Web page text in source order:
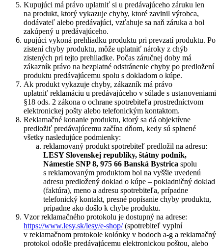
Kupujúci má právo uplatniť si u predávajúceho záruku len
na produkt, ktorý vykazuje chyby, ktoré zavinil výrobca,
dodávateľ alebo predávajúci, vzťahuje sa naň záruka a bol
zakúpený u predávajúceho.
upujúci vykoná prehliadku produktu pri prevzatí produktu. Po
zistení chyby produktu, môže uplatniť nároky z chýb
zistených pri tejto prehliadke. Počas záručnej doby má
zákazník právo na bezplatné odstránenie chyby po predložení
produktu predávajúcemu spolu s dokladom o kúpe.
Ak produkt vykazuje chyby, zákazník má právo
uplatniť reklamáciu u predávajúceho v súlade s ustanoveniami
§18 ods. 2 zákona o ochrane spotrebiteľa prostredníctvom
elektronickej pošty alebo telefonickým kontaktom.
Reklamačné konanie produktu, ktorý sa dá objektívne
predložiť predávajúcemu začína dňom, kedy sú splnené
všetky nasledujúce podmienky:
reklamovaný produkt spotrebiteľ predložil na adresu:
LESY Slovenskej republiky, štátny podnik,
Námestie SNP 8, 975 66 Banská Bystrica spolu
s reklamovaným produktom bol na vyššie uvedenú
adresu predložený doklad o kúpe – pokladničný doklad
(faktúra), meno a adresu spotrebiteľa, prípadne
telefonický kontakt, presné popísanie chyby produktu,
prípadne ako došlo k chybe produktu.
Vzor reklamačného protokolu je dostupný na adrese:
https://www.lesy.sk/lesy/e-shop/(spotrebiteľ vyplní
v reklamačnom protokole kolónky v bodoch a-g a reklamačný
protokol odošle predávajúcemu elektronickou poštou, alebo